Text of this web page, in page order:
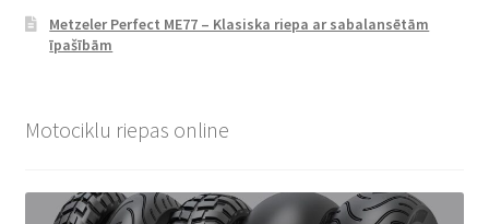
Metzeler Perfect ME77 – Klasiska riepa ar sabalansētām
īpašībām
Motociklu riepas online